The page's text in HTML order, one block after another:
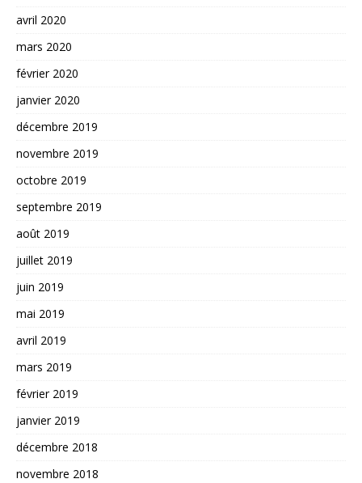
avril 2020
mars 2020
février 2020
janvier 2020
décembre 2019
novembre 2019
octobre 2019
septembre 2019
août 2019
juillet 2019
juin 2019
mai 2019
avril 2019
mars 2019
février 2019
janvier 2019
décembre 2018
novembre 2018